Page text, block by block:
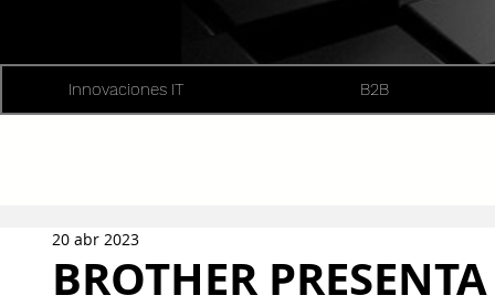
Innovaciones IT B2B
BROTHER
20 abr 2023